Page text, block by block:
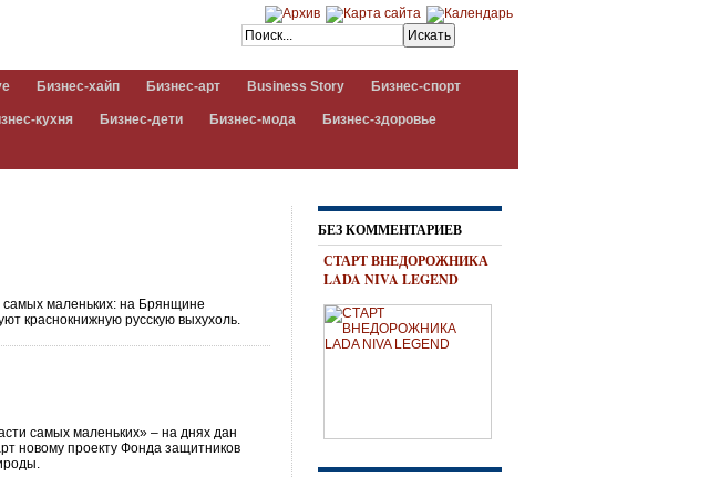
Бизнес-хайп Бизнес-арт Business Story Бизнес-спорт
кухня Бизнес-дети Бизнес-мода Бизнес-здоровье
самых маленьких: на Брянщине
краснокнижную русскую выхухоль.
самых маленьких» – на днях дан
новому проекту Фонда защитников
БЕЗ КОММЕНТАРИЕВ
СТАРТ ВНЕДОРОЖНИКА
LADA NIVA LEGEND